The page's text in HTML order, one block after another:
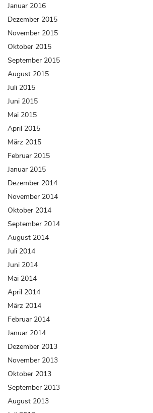
Januar 2016
Dezember 2015
November 2015
Oktober 2015
September 2015
August 2015
Juli 2015
Juni 2015
Mai 2015
April 2015
März 2015
Februar 2015
Januar 2015
Dezember 2014
November 2014
Oktober 2014
September 2014
August 2014
Juli 2014
Juni 2014
Mai 2014
April 2014
März 2014
Februar 2014
Januar 2014
Dezember 2013
November 2013
Oktober 2013
September 2013
August 2013